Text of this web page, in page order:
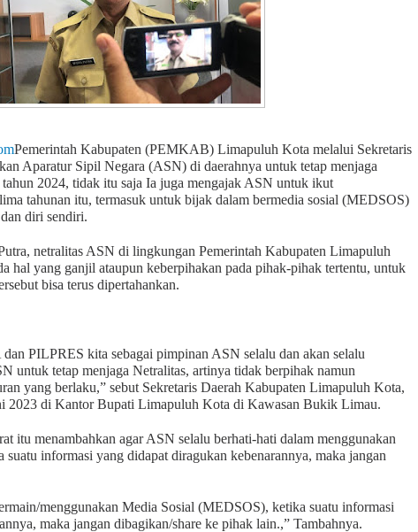
Pemerintah Kabupaten (PEMKAB) Limapuluh Kota melalui Sekretaris
Aparatur Sipil Negara (ASN) di daerahnya untuk tetap menjaga
tahun 2024, tidak itu saja Ia juga mengajak ASN untuk ikut
tahunan itu, termasuk untuk bijak dalam bermedia sosial (MEDSOS)
diri sendiri.
netralitas ASN di lingkungan Pemerintah Kabupaten Limapuluh
hal yang ganjil ataupun keberpihakan pada pihak-pihak tertentu, untuk
bisa terus dipertahankan.
PILPRES kita sebagai pimpinan ASN selalu dan akan selalu
untuk tetap menjaga Netralitas, artinya tidak berpihak namun
yang berlaku,” sebut Sekretaris Daerah Kabupaten Limapuluh Kota,
2023 di Kantor Bupati Limapuluh Kota di Kawasan Bukik Limau.
itu menambahkan agar ASN selalu berhati-hati dalam menggunakan
informasi yang didapat diragukan kebenarannya, maka jangan
menggunakan Media Sosial (MEDSOS), ketika suatu informasi
maka jangan dibagikan/share ke pihak lain.,” Tambahnya.